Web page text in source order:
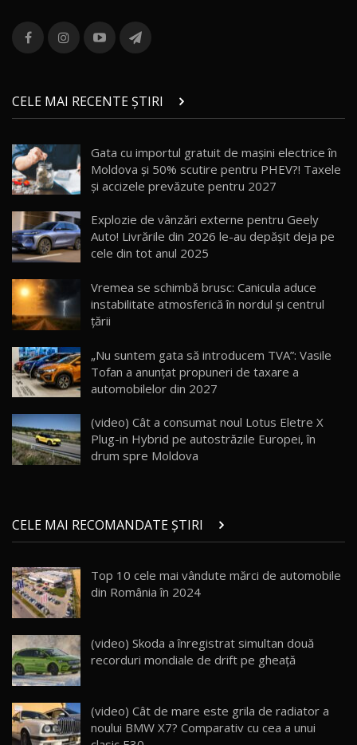
13
combină aventura cu luxul / AutoBlog.MD
36:08
chinez care face lumea să se întoarcă după el
/ AutoBlog.MD
17:27
15 14:37
16
AutoBlogMD
13:10
17
30:08
Noul Geely EX5 EM-i care a cucerit Moldova
AutoBlog.MD
23:36
20
Noul ZEEKR 7X / Test Drive AutoBlog.MD
29:08
21
AutoBlog.MD
16:59
22
Noua Mazda 6e / Test Drive AutoBlog.MD
26:59
23
Lynk & Co 01 / Test Drive AutoBlog.MD
25:19
24
Van Electric Testat în Moldova / AutoBlog.MD
26:38
CELE MAI RECENTE ȘTIRI
Gata cu importul gratuit de mașini electrice în
Moldova și 50% scutire pentru PHEV?! Taxele
și accizele prevăzute pentru 2027
Explozie de vânzări externe pentru Geely
Auto! Livrările din 2026 le-au depășit deja pe
cele din tot anul 2025
Vremea se schimbă brusc: Canicula aduce
instabilitate atmosferică în nordul și centrul
țării
„Nu suntem gata să introducem TVA”: Vasile
Tofan a anunțat propuneri de taxare a
automobilelor din 2027
(video) Cât a consumat noul Lotus Eletre X
Plug-in Hybrid pe autostrăzile Europei, în
drum spre Moldova
CELE MAI RECOMANDATE ȘTIRI
Top 10 cele mai vândute mărci de automobile
din România în 2024
(video) Skoda a înregistrat simultan două
recorduri mondiale de drift pe gheaţă
(video) Cât de mare este grila de radiator a
noului BMW X7? Comparativ cu cea a unui